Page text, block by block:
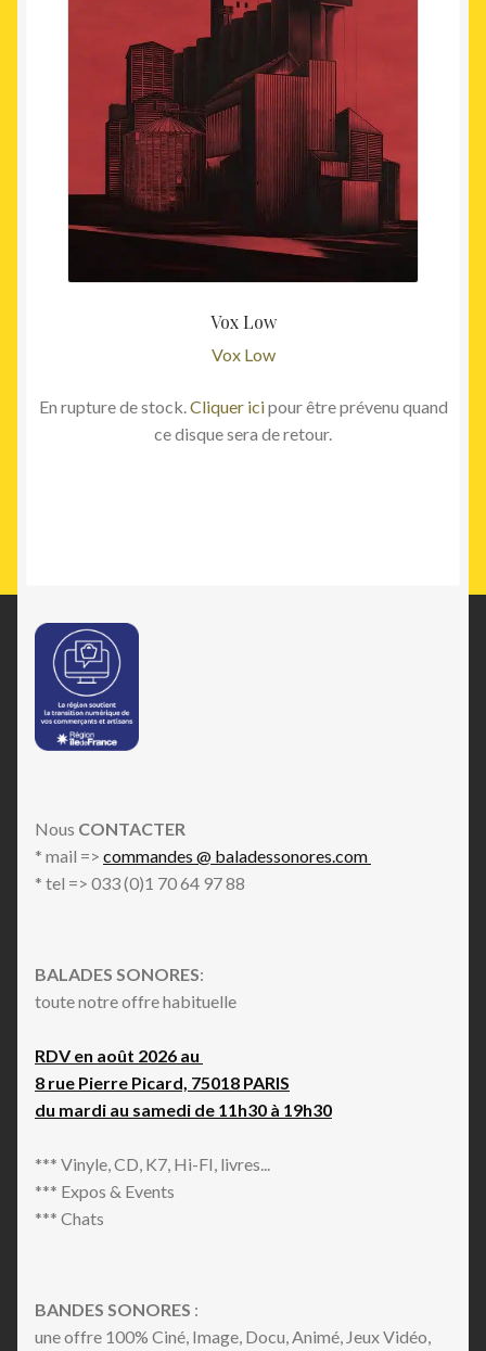
Vox Low
Vox Low
En rupture de stock.Cliquer icipour être prévenu quand
ce disque sera de retour.
Nous CONTACTER
* mail => commandes @ baladessonores.com
* tel => 033 (0)1 70 64 97 88
BALADES SONORES:
toute notre offre habituelle
RDV en août 2026 au
8 rue Pierre Picard, 75018 PARIS
du mardi au samedi de 11h30 à 19h30
*** Vinyle, CD, K7, Hi-FI, livres...
*** Expos & Events
*** Chats
BANDES SONORES :
une offre 100% Ciné, Image, Docu, Animé, Jeux Vidéo,